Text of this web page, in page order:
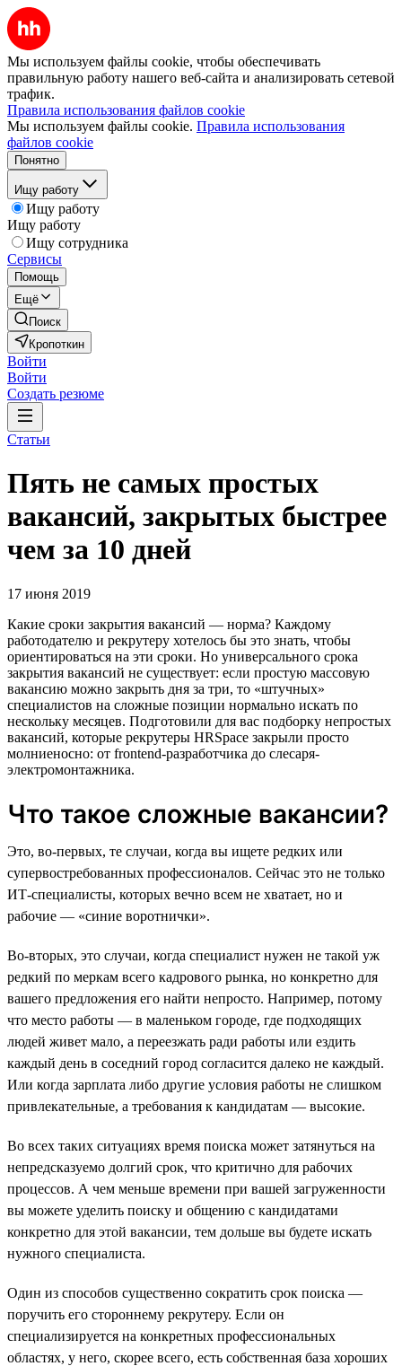
Мы используем файлы cookie, чтобы обеспечивать
правильную работу нашего веб-сайта и анализировать сетевой
трафик.
Правила использования файлов cookie
Мы используем файлы cookie. Правила использования
файлов cookie
Понятно
Ищу работу
Ищу работу
Ищу работу
Ищу сотрудника
Сервисы
Помощь
Ещё
Поиск
Кропоткин
Войти
Войти
Создать резюме
Статьи
Пять не самых простых
вакансий, закрытых быстрее
чем за 10 дней
17 июня 2019
Какие сроки закрытия вакансий — норма? Каждому
работодателю и рекрутеру хотелось бы это знать, чтобы
ориентироваться на эти сроки. Но универсального срока
закрытия вакансий не существует: если простую массовую
вакансию можно закрыть дня за три, то «штучных»
специалистов на сложные позиции нормально искать по
нескольку месяцев. Подготовили для вас подборку непростых
вакансий, которые рекрутеры HRSpace закрыли просто
молниеносно: от frontend-разработчика до слесаря-
электромонтажника.
Что такое сложные вакансии?
Это, во-первых, те случаи, когда вы ищете редких или
супервостребованных профессионалов. Сейчас это не только
ИТ-специалисты, которых вечно всем не хватает, но и
рабочие — «синие воротнички».
Во-вторых, это случаи, когда специалист нужен не такой уж
редкий по меркам всего кадрового рынка, но конкретно для
вашего предложения его найти непросто. Например, потому
что место работы — в маленьком городе, где подходящих
людей живет мало, а переезжать ради работы или ездить
каждый день в соседний город согласится далеко не каждый.
Или когда зарплата либо другие условия работы не слишком
привлекательные, а требования к кандидатам — высокие.
Во всех таких ситуациях время поиска может затянуться на
непредсказуемо долгий срок, что критично для рабочих
процессов. А чем меньше времени при вашей загруженности
вы можете уделить поиску и общению с кандидатами
конкретно для этой вакансии, тем дольше вы будете искать
нужного специалиста.
Один из способов существенно сократить срок поиска —
поручить его стороннему рекрутеру. Если он
специализируется на конкретных профессиональных
областях, у него, скорее всего, есть собственная база хороших